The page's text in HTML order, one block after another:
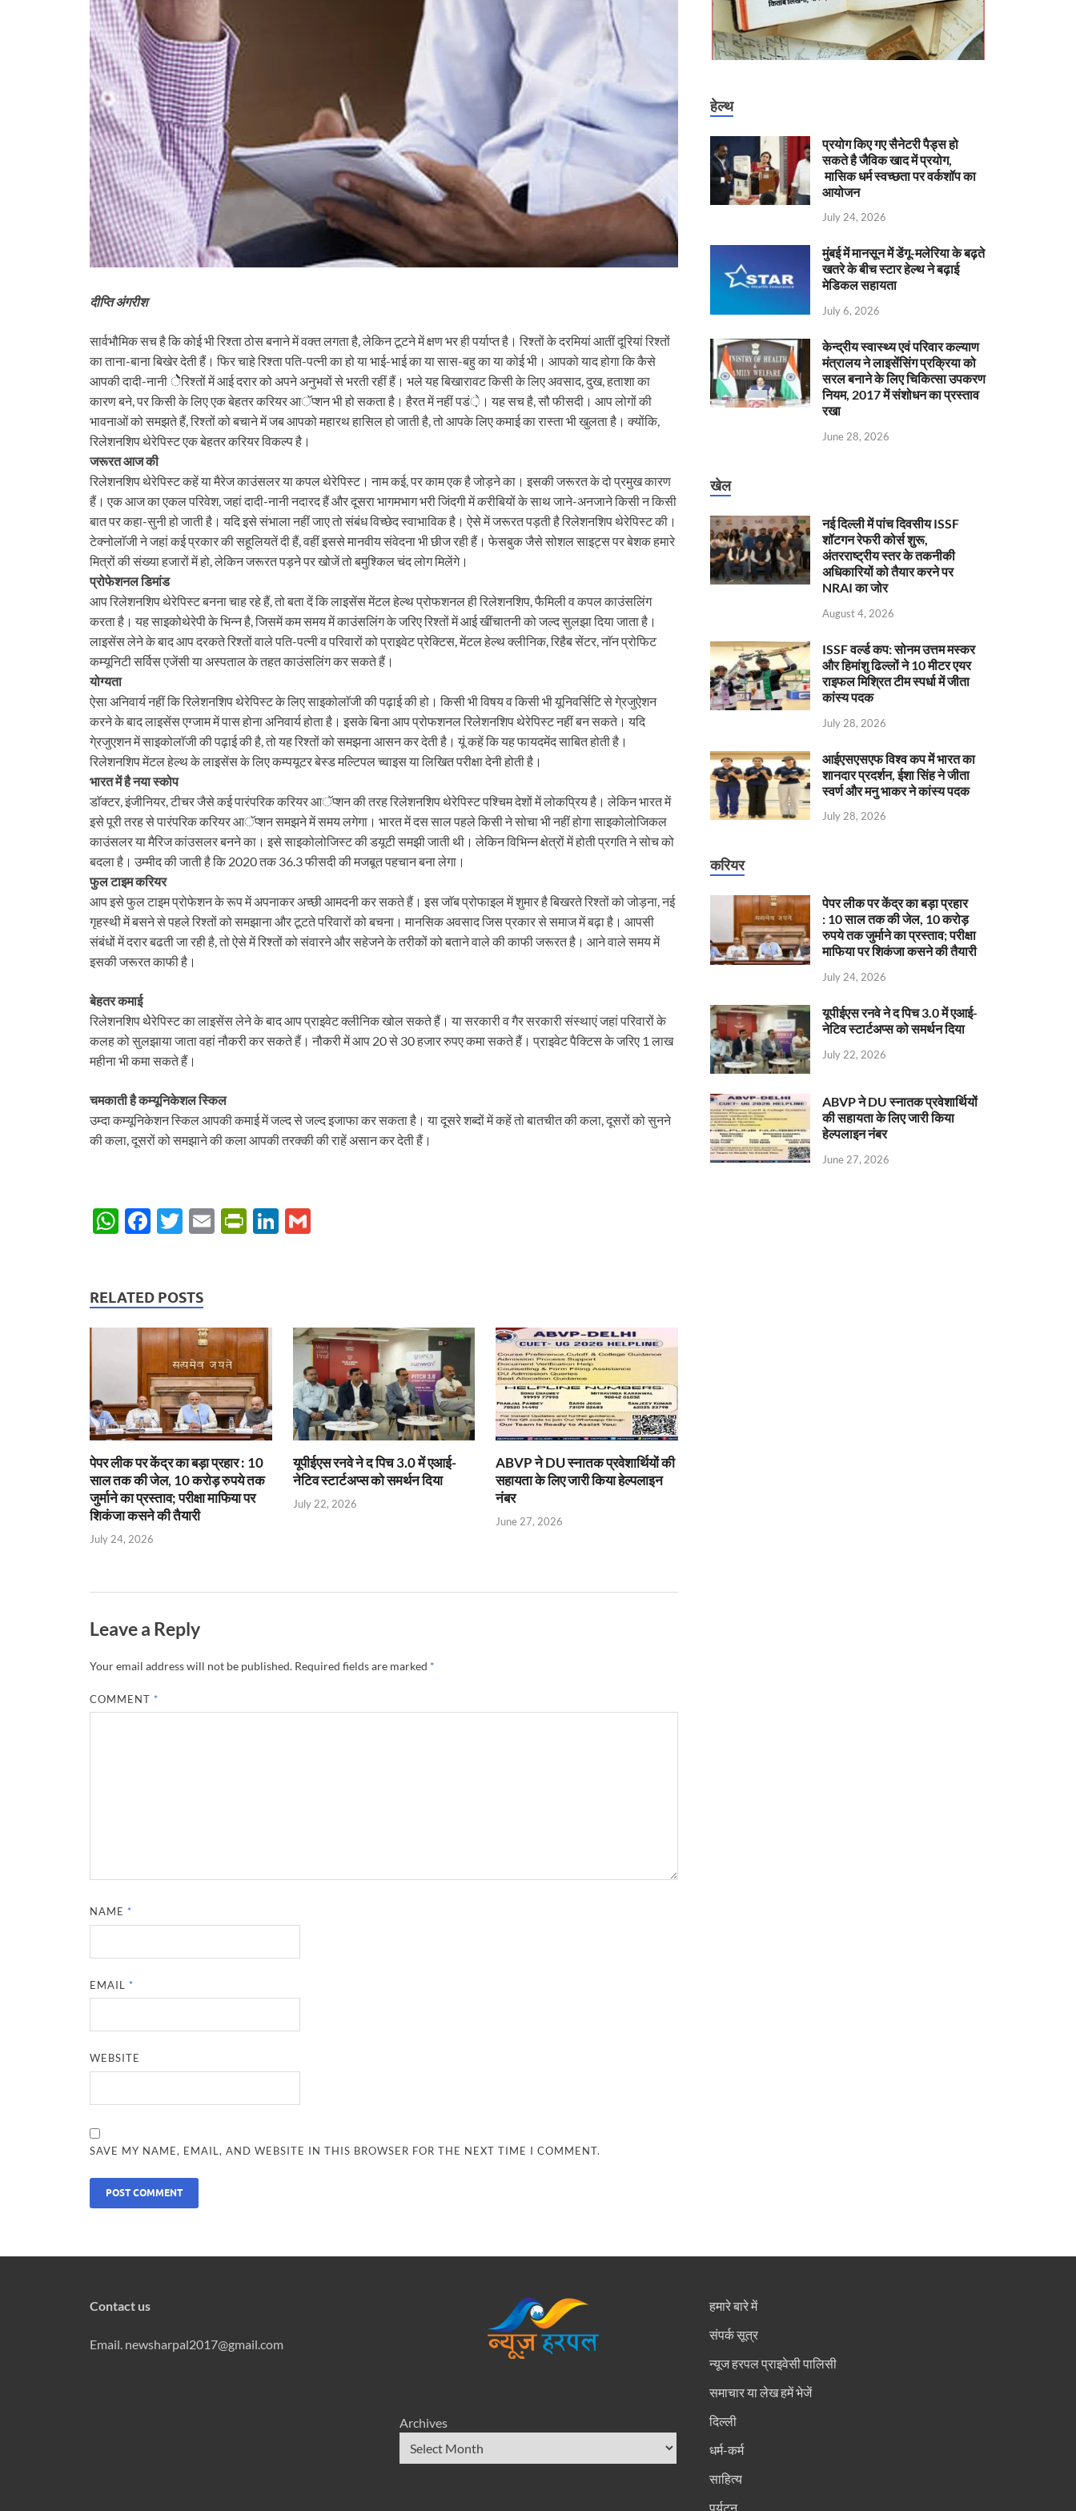
दीप्ति अंगरीश
सार्वभौमिक सच है कि कोई भी रिश्ता ठोस बनाने में वक्त लगता है, लेकिन टूटने में क्षण भर ही पर्याप्त है। रिश्तों के दरमियां आतीं दूरियां रिश्तों
का ताना-बाना बिखेर देती हैं। फिर चाहे रिश्ता पति-पत्नी का हो या भाई-भाई का या सास-बहु का या कोई भी। आपको याद होगा कि कैसे
आपकी दादी-नानी ेेेेेेेेेेेेरिश्तों में आई दरार को अपने अनुभवों से भरती रहीं हैं। भले यह बिखारावट किसी के लिए अवसाद, दुख, हताशा का
कारण बने, पर किसी के लिए एक बेहतर करियर आॅप्शन भी हो सकता है। हैरत में नहीं पडं़े। यह सच है, सौ फीसदी। आप लोगों की
भावनाओं को समझते हैं, रिश्तों को बचाने में जब आपको महारथ हासिल हो जाती है, तो आपके लिए कमाई का रास्ता भी खुलता है। क्योंकि,
रिलेशनशिप थेरेपिस्ट एक बेहतर करियर विकल्प है।
जरूरत आज की
रिलेशनशिप थेरेपिस्ट कहें या मैरेज काउंसलर या कपल थेरेपिस्ट। नाम कई, पर काम एक है जोड़ने का। इसकी जरूरत के दो प्रमुख कारण
हैं। एक आज का एकल परिवेश, जहां दादी-नानी नदारद हैं और दूसरा भागमभाग भरी जिंदगी में करीबियों के साथ जाने-अनजाने किसी न किसी
बात पर कहा-सुनी हो जाती है। यदि इसे संभाला नहीं जाए तो संबंध विच्छेद स्वाभाविक है। ऐसे में जरूरत पड़ती है रिलेशनशिप थेरेपिस्ट की।
टेक्नोलाॅजी ने जहां कई प्रकार की सहूलियतें दी हैं, वहीं इससे मानवीय संवेदना भी छीज रही हैं। फेसबुक जैसे सोशल साइट्स पर बेशक हमारे
मित्रों की संख्या हजारों में हो, लेकिन जरूरत पड़ने पर खोजें तो बमुश्किल चंद लोग मिलेंगे।
प्रोफेशनल डिमांड
आप रिलेशनशिप थेरेपिस्ट बनना चाह रहे हैं, तो बता दें कि लाइसेंस मेंटल हेल्थ प्रोफशनल ही रिलेशनशिप, फैमिली व कपल काउंसलिंग
करता है। यह साइकोथेरेपी के भिन्न है, जिसमें कम समय में काउंसलिंग के जरिए रिश्तों में आई खींचातनी को जल्द सुलझा दिया जाता है।
लाइसेंस लेने के बाद आप दरकते रिश्तों वाले पति-पत्नी व परिवारों को प्राइवेट प्रेक्टिस, मेंटल हेल्थ क्लीनिक, रिहैब सेंटर, नाॅन प्रोफिट
कम्यूनिटी सर्विस एजेंसी या अस्पताल के तहत काउंसलिंग कर सकते हैं।
योग्यता
ऐसा अनिवार्य नहीं कि रिलेशनशिप थेरेपिस्ट के लिए साइकोलाॅजी की पढ़ाई की हो। किसी भी विषय व किसी भी यूनिवर्सिटि से गे्रजुऐशन
करने के बाद लाइसेंस एग्जाम में पास होना अनिवार्य होता है। इसके बिना आप प्रोफशनल रिलेशनशिप थेरेपिस्ट नहीं बन सकते। यदि
गे्रजुएशन में साइकोलाॅजी की पढ़ाई की है, तो यह रिश्तों को समझना आसन कर देती है। यूं कहें कि यह फायदमेंद साबित होती है।
रिलेशनशिप मेंटल हेल्थ के लाइसेंस के लिए कम्पयूटर बेस्ड मल्टिपल च्वाइस या लिखित परीक्षा देनी होती है।
भारत में है नया स्कोप
डाॅक्टर, इंजीनियर, टीचर जैसे कई पारंपरिक करियर आॅप्शन की तरह रिलेशनशिप थेरेपिस्ट पश्चिम देशों में लोकप्रिय है। लेकिन भारत में
इसे पूरी तरह से पारंपरिक करियर आॅप्शन समझने में समय लगेगा। भारत में दस साल पहले किसी ने सोचा भी नहीं होगा साइकोलोजिकल
काउंसलर या मैरिज कांउसलर बनने का। इसे साइकोलोजिस्ट की डयूटी समझी जाती थी। लेकिन विभिन्न क्षेत्रों में होती प्रगति ने सोच को
बदला है। उम्मीद की जाती है कि 2020 तक 36.3 फीसदी की मजबूत पहचान बना लेगा।
फुल टाइम करियर
आप इसे फुल टाइम प्रोफेशन के रूप में अपनाकर अच्छी आमदनी कर सकते हैं। इस जाॅब प्रोफाइल में शुमार है बिखरते रिश्तों को जोड़ना, नई
गृहस्थी में बसने से पहले रिश्तों को समझाना और टूटते परिवारों को बचना। मानसिक अवसाद जिस प्रकार से समाज में बढ़ा है। आपसी
संबंधों में दरार बढती जा रही है, तो ऐसे में रिश्तों को संवारने और सहेजने के तरीकों को बताने वाले की काफी जरूरत है। आने वाले समय में
इसकी जरूरत काफी है।
बेहतर कमाई
रिलेशनशिप थेेरेपिस्ट का लाइसेंस लेने के बाद आप प्राइवेट क्लीनिक खोल सकते हैं। या सरकारी व गैर सरकारी संस्थाएं जहां परिवारों के
कलह को सुलझाया जाता वहां नौकरी कर सकते हैं। नौकरी में आप 20 से 30 हजार रुपए कमा सकते हैं। प्राइवेट पैक्टिस के जरिए 1 लाख
महीना भी कमा सकते हैं।
चमकाती है कम्यूनिकेशल स्किल
उम्दा कम्यूनिकेशन स्किल आपकी कमाई में जल्द से जल्द इजाफा कर सकता है। या दूसरे शब्दों में कहें तो बातचीत की कला, दूसरों को सुनने
की कला, दूसरों को समझाने की कला आपकी तरक्की की राहें असान कर देती हैं।
W
s
A
F
b
o
o
k
T
er
E
P
ie
n
dl
y
Li
dI
RELATED POSTS
पेपर लीक पर केंद्र का बड़ा प्रहार : 10
साल तक की जेल, 10 करोड़ रुपये तक
जुर्माने का प्रस्ताव; परीक्षा माफिया पर
शिकंजा कसने की तैयारी
July 24, 2026
यूपीईएस रनवे ने द पिच 3.0 में एआई-
नेटिव स्टार्टअप्स को समर्थन दिया
July 22, 2026
ABVP ने DU स्नातक प्रवेशार्थियों की
सहायता के लिए जारी किया हेल्पलाइन
नंबर
June 27, 2026
Leave a Reply
Your email address will not be published. Required fields are marked *
COMMENT *
NAME *
EMAIL *
WEBSITE
SAVE MY NAME, EMAIL, AND WEBSITE IN THIS BROWSER FOR THE NEXT TIME I COMMENT.
हेल्थ
प्रयोग किए गए सैनेटरी पैड्स हो
सकते है जैविक खाद में प्रयोग,
मासिक धर्म स्वच्छता पर वर्कशॉप का
आयोजन
July 24, 2026
मुंबई में मानसून में डेंगू-मलेरिया के बढ़ते
खतरे के बीच स्टार हेल्थ ने बढ़ाई
मेडिकल सहायता
July 6, 2026
केन्‍द्रीय स्वास्थ्य एवं परिवार कल्याण
मंत्रालय ने लाइसेंसिंग प्रक्रिया को
सरल बनाने के लिए चिकित्सा उपकरण
नियम, 2017 में संशोधन का प्रस्ताव
रखा
June 28, 2026
खेल
नई दिल्ली में पांच दिवसीय ISSF
शॉटगन रेफरी कोर्स शुरू,
अंतरराष्ट्रीय स्तर के तकनीकी
अधिकारियों को तैयार करने पर
NRAI का जोर
August 4, 2026
ISSF वर्ल्ड कप: सोनम उत्तम मस्कर
और हिमांशु ढिल्लों ने 10 मीटर एयर
राइफल मिश्रित टीम स्पर्धा में जीता
कांस्य पदक
July 28, 2026
आईएसएसएफ विश्व कप में भारत का
शानदार प्रदर्शन, ईशा सिंह ने जीता
स्वर्ण और मनु भाकर ने कांस्य पदक
July 28, 2026
करियर
पेपर लीक पर केंद्र का बड़ा प्रहार
: 10 साल तक की जेल, 10 करोड़
रुपये तक जुर्माने का प्रस्ताव; परीक्षा
माफिया पर शिकंजा कसने की तैयारी
July 24, 2026
यूपीईएस रनवे ने द पिच 3.0 में एआई-
नेटिव स्टार्टअप्स को समर्थन दिया
July 22, 2026
ABVP ने DU स्नातक प्रवेशार्थियों
की सहायता के लिए जारी किया
हेल्पलाइन नंबर
June 27, 2026
Contact us
Email. newsharpal2017@gmail.com
Archives
हमारे बारे में
संपर्क सूत्र
न्यूज हरपल प्राइवेसी पालिसी
समाचार या लेख हमें भेजें
दिल्ली
धर्म-कर्म
साहित्य
पर्यटन